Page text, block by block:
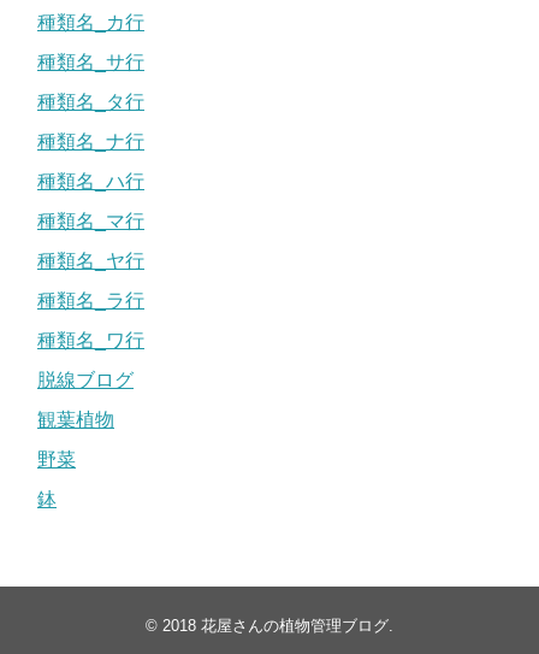
種類名_カ行
種類名_サ行
種類名_タ行
種類名_ナ行
種類名_ハ行
種類名_マ行
種類名_ヤ行
種類名_ラ行
種類名_ワ行
脱線ブログ
観葉植物
野菜
鉢
© 2018 花屋さんの植物管理ブログ